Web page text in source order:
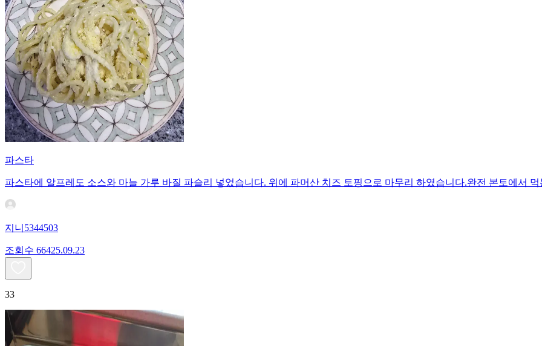
파스타
파스타에 알프레도 소스와 마늘 가루 바질 파슬리 넣었습니다. 위에 파머산 치즈 토핑으로 마무리 하였습니다.완전 본토에서
지니5344503
조회수 66425.09.23
33